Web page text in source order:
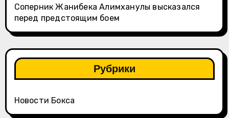
Соперник Жанибека Алимханулы высказался
перед предстоящим боем
Рубрики
Новости Бокса